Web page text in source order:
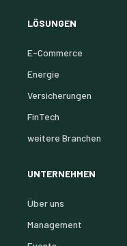
LÖSUNGEN
E-Commerce
Energie
Versicherungen
FinTech
weitere Branchen
UNTERNEHMEN
Über uns
Management